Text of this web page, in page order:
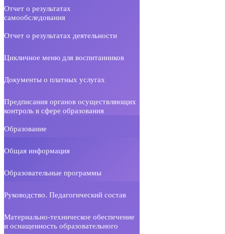
Отчет о результатах
самообследования
Отчет о результатах деятельности
Цикличное меню для воспитанников
Документы о платных услугах
Предписания органов осуществляющих
контроль в сфере образования
Образование
Общая информация
Образовательные программы
Руководство. Педагогический состав
Материально-техническое обеспечение
и оснащенность образовательного